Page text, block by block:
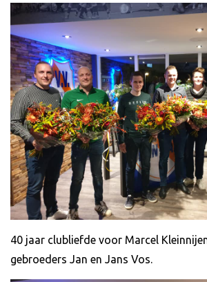
40 jaar clubliefde voor Marcel
gebroeders Jan en Jans Vos.